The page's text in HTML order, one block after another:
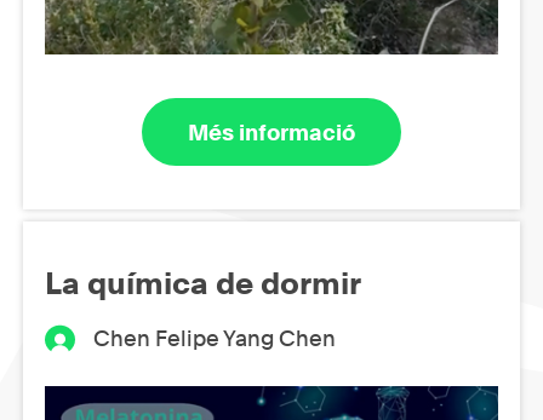
Més informació
La química de dormir
Chen Felipe Yang Chen